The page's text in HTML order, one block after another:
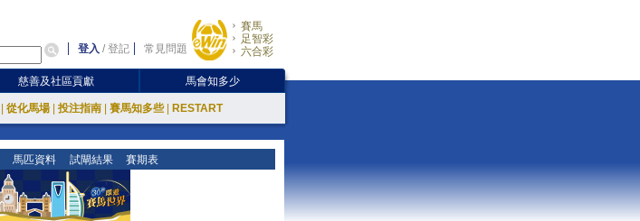
登入 /登記 常見問題
賽馬
足智彩
六合彩
慈善及社區貢獻 馬會知多少
從化馬場 投注指南 賽馬知多些 RESTART
馬匹資料 試閘結果 賽期表